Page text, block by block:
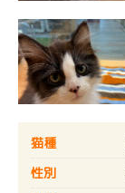
猫種
性別